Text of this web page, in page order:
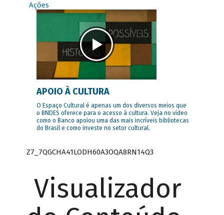
Ações
APOIO À CULTURA
O Espaço Cultural é apenas um dos diversos meios que
o BNDES oferece para o acesso à cultura. Veja no vídeo
como o Banco apoiou uma das mais incríveis bibliotecas
do Brasil e como investe no setor cultural.
Z7_7QGCHA41LODH60A3OQA8RN14Q3
Visualizador